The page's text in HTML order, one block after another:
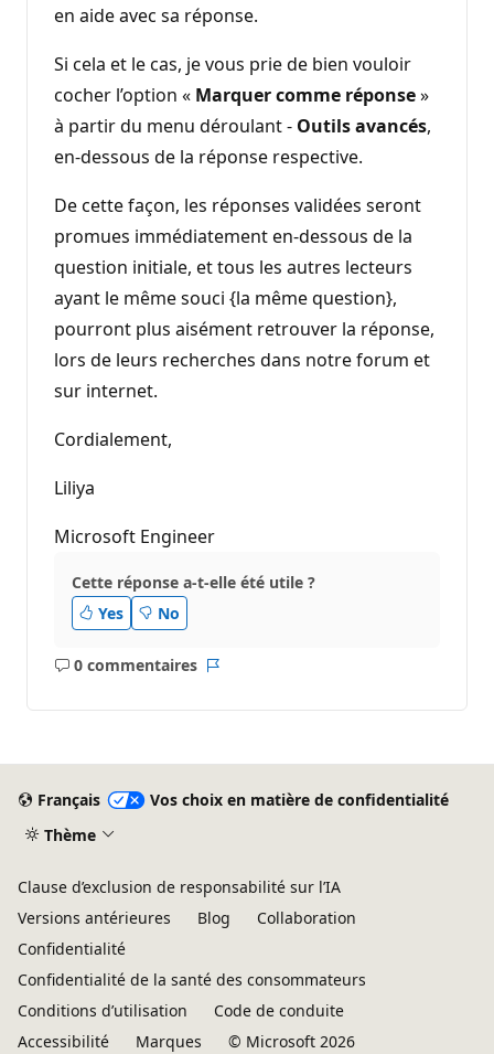
en aide avec sa réponse.
Si cela et le cas, je vous prie de bien vouloir
cocher l’option « Marquer comme réponse»
à partir du menu déroulant - Outils avancés,
en-dessous de la réponse respective.
De cette façon, les réponses validées seront
promues immédiatement en-dessous de la
question initiale, et tous les autres lecteurs
ayant le même souci {la même question},
pourront plus aisément retrouver la réponse,
lors de leurs recherches dans notre forum et
sur internet.
Cordialement,
Liliya
Microsoft Engineer
Cette réponse a-t-elle été utile ?
Yes
No
0 commentaires
Aucun
Français
Vos choix en matière de confidentialité
Thème
Clause d’exclusion de responsabilité sur l’IA
Versions antérieures
Blog
Collaboration
Confidentialité
Confidentialité de la santé des consommateurs
Conditions d’utilisation
Code de conduite
Accessibilité
Marques © Microsoft 2026